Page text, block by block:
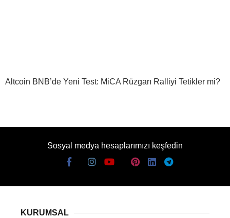
Altcoin BNB’de Yeni Test: MiCA Rüzgarı Ralliyi Tetikler mi?
Sosyal medya hesaplarımızı keşfedin
KURUMSAL